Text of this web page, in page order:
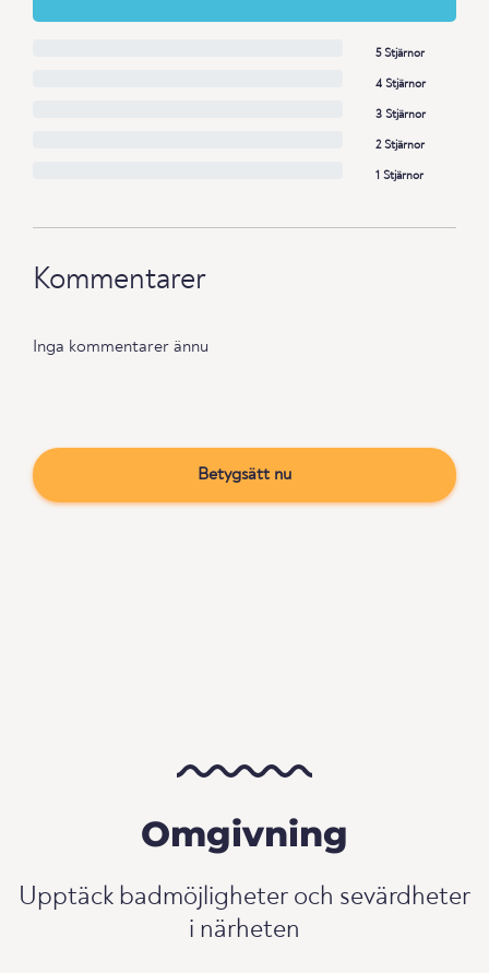
5 Stjärnor
4 Stjärnor
3 Stjärnor
2 Stjärnor
1 Stjärnor
Kommentarer
Inga kommentarer ännu
Betygsätt nu
Omgivning
Upptäck badmöjligheter och sevärdheter
i närheten